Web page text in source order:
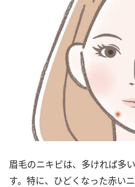
眉毛のニキビは、多ければ多
す。特に、ひどくなった赤い